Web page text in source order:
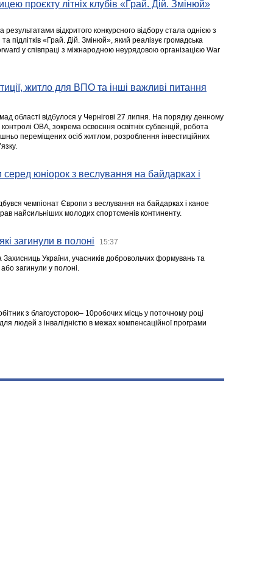
проєкту літніх клубів «Грай. Дій. Змінюй»
результатами відкритого конкурсного відбору стала однією з
підлітків «Грай. Дій. Змінюй», який реалізує громадська
у співпраці з міжнародною неурядовою організацією War
житло для ВПО та інші важливі питання
області відбулося у Чернігові 27 липня. На порядку денному
ОВА, зокрема освоєння освітніх субвенцій, робота
переміщених осіб житлом, розроблення інвестиційних
юніорок з веслування на байдарках і
чемпіонат Європи з веслування на байдарках і каное
найсильніших молодих спортсменів континенту.
загинули в полоні 15:37
Захисниць України, учасників добровольчих формувань та
або загинули у полоні.
з благоусторою– 10робочих місць у поточному році
людей з інвалідністю в межах компенсаційної програми